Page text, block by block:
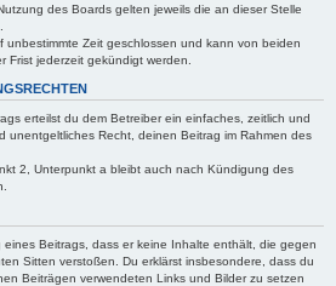
des Boards gelten jeweils die an dieser Stelle
unbestimmte Zeit geschlossen und kann von beiden
Frist jederzeit gekündigt werden.
erteilst du dem Betreiber ein einfaches, zeitlich und
unentgeltliches Recht, deinen Beitrag im Rahmen des
2, Unterpunkt a bleibt auch nach Kündigung des
eines Beitrags, dass er keine Inhalte enthält, die gegen
Sitten verstoßen. Du erklärst insbesondere, dass du
Beiträgen verwendeten Links und Bilder zu setzen